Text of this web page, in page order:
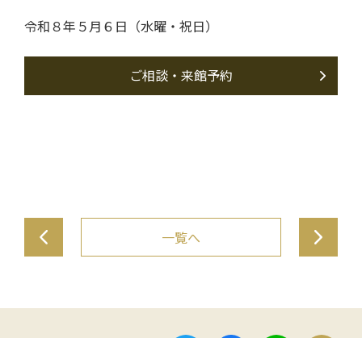
令和８年５月６日（水曜・祝日）
ご相談・来館予約
投
ナ
一覧へ